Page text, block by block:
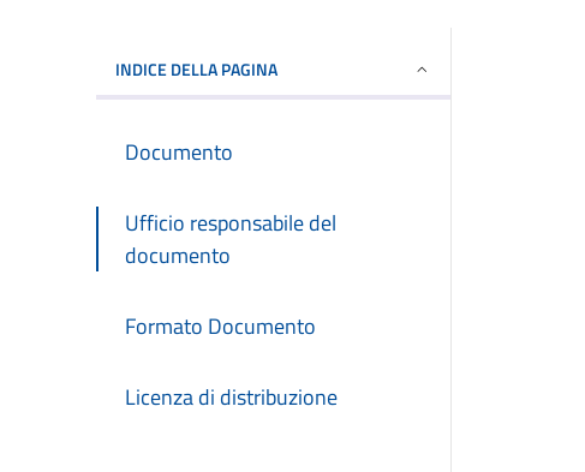
INDICE DELLA PAGINA
Documento
Ufficio responsabile del
documento
Formato Documento
Licenza di distribuzione